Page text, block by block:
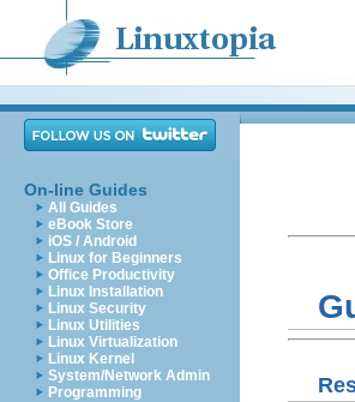
On-line Guides
All Guides
eBook Store
iOS / Android
Linux for Beginners
Office Productivity
Linux Installation
Linux Security
Linux Utilities
Linux Virtualization
Linux Kernel
System/Network Admin
Programming